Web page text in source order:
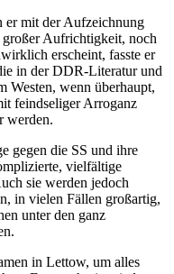
er mit der Aufzeichnung
Aufrichtigkeit, noch
erscheint, fasste er
in der DDR-Literatur und
Westen, wenn überhaupt,
feindseliger Arroganz
werden.
gegen die SS und ihre
vielfältige
sie werden jedoch
in vielen Fällen großartig,
unter den ganz
in Lettow, um alles